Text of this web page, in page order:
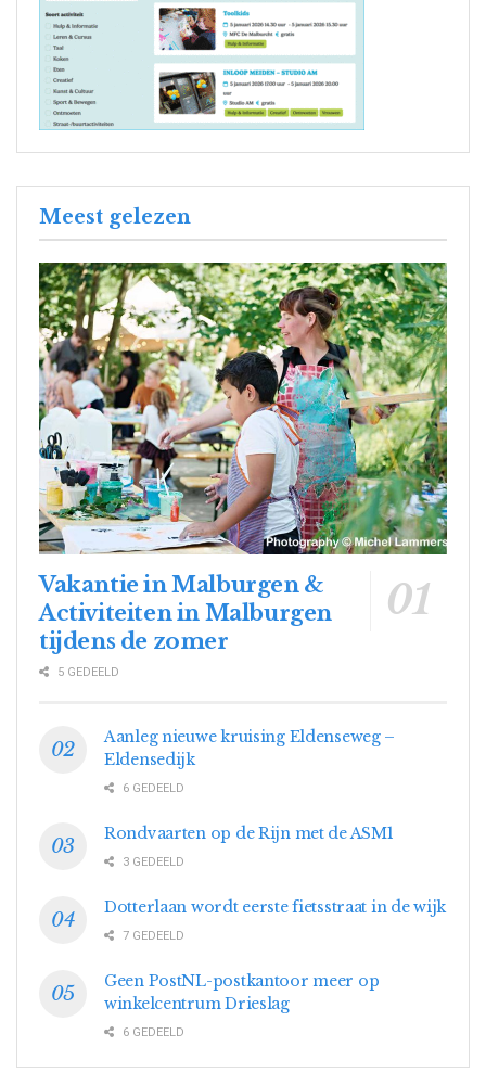
Meest gelezen
Vakantie in Malburgen &
Activiteiten in Malburgen
tijdens de zomer
5 GEDEELD
Aanleg nieuwe kruising Eldenseweg –
Eldensedijk
6 GEDEELD
Rondvaarten op de Rijn met de ASM1
3 GEDEELD
Dotterlaan wordt eerste fietsstraat in de wijk
7 GEDEELD
Geen PostNL-postkantoor meer op
winkelcentrum Drieslag
6 GEDEELD